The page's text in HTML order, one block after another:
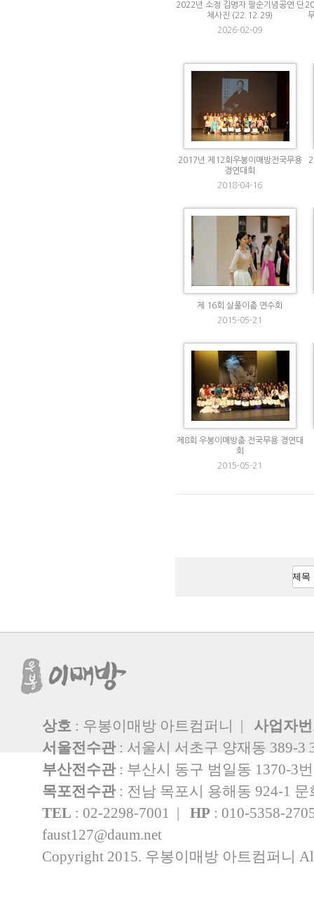
2022년 소정 김명자 팔순기념공연 단
체사진 (22.12.29)
2026-02-09
2017년 제12회우봉이매방전국무용
경연대회
2018-04-16
제 16회 살풀이춤 연수회
2015-05-21
제8회 우봉이매방춤 전국무용 경연대
회
2015-05-21
상호 : 우봉이매방 아트컴퍼니 | 사업자
서울전수관: 서울시 서초구 양재동 389-3
부산전수관: 부산시 동구 범일동 1370-3
목포전수관: 전남 목포시 용해동 924-1
TEL : 02-2298-7001 | HP : 010-5358-
faust127@daum.net
Copyright 2015. 우봉이매방 아트컴퍼니